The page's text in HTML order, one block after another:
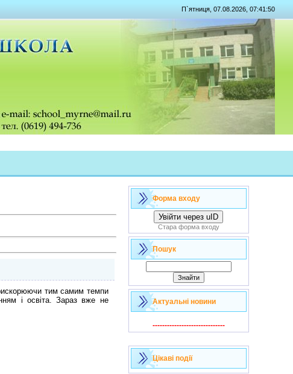
П`ятниця, 07.08.2026, 07:41:50
тим самим темпи
і освіта. Зараз вже не
Форма входу
Увійти через uID
Стара форма входу
Пошук
Актуальні новини
------------------------------
Цікаві події